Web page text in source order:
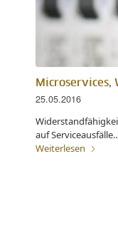
Microservices,
25.05.2016
auf
Weiterlesen